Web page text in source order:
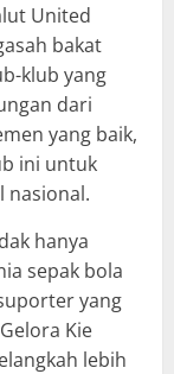
United
bakat
klub yang
dari
yang baik,
ini untuk
nasional.
hanya
sepak bola
yang
Kie
lebih